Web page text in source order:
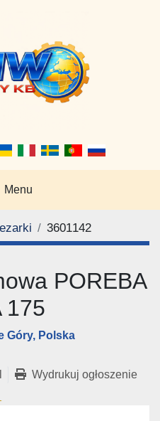
Menu
3601142
POREBA
175
Góry, Polska
Wydrukuj ogłoszenie